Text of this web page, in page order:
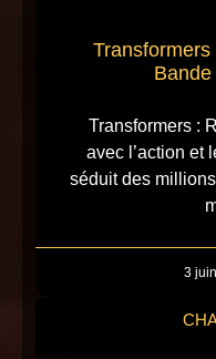
Transformers :
avec l’action et
séduit des
3